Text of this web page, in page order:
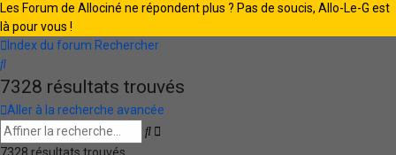
Les Forum de Allociné ne répondent plus ? Pas de soucis, Allo-Le-G est
là pour vous !
Index du forum Rechercher
Rechercher
7328 résultats trouvés
Aller à la recherche avancée
Rechercher